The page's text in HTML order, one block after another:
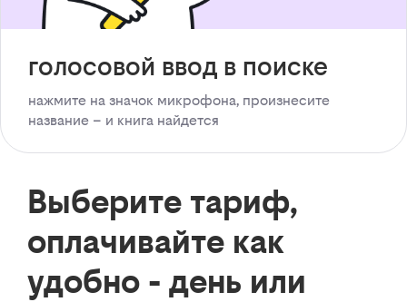
голосовой ввод в поиске
нажмите на значок микрофона, произнесите
название – и книга найдется
Выберите тариф,
оплачивайте как
удобно - день или